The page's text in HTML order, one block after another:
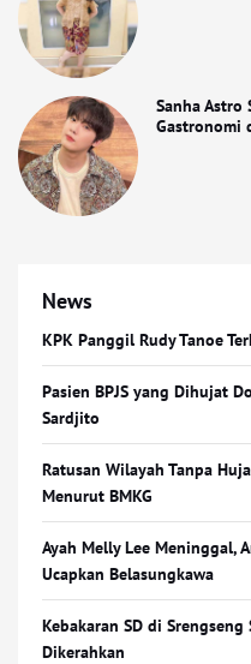
Sanha Astro
Gastronomi
News
KPK Panggil Rudy Tanoe
Pasien BPJS yang Dihujat
Sardjito
Ratusan Wilayah Tanpa
Menurut BMKG
Ayah Melly Lee Meninggal,
Ucapkan Belasungkawa
Kebakaran SD di
Dikerahkan